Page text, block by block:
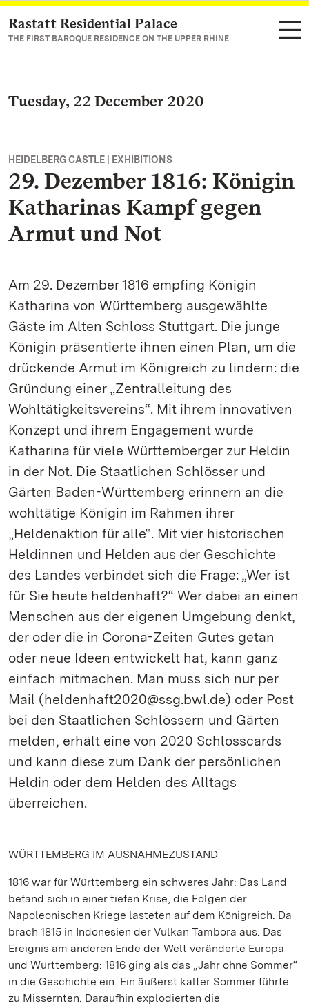
Navigate to main page
Rastatt Residential Palace
THE FIRST BAROQUE RESIDENCE ON THE UPPER RHINE
Tuesday, 22 December 2020
HEIDELBERG CASTLE | EXHIBITIONS
29. Dezember 1816: Königin
Katharinas Kampf gegen
Armut und Not
Am 29. Dezember 1816 empfing Königin
Katharina von Württemberg ausgewählte
Gäste im Alten Schloss Stuttgart. Die junge
Königin präsentierte ihnen einen Plan, um die
drückende Armut im Königreich zu lindern: die
Gründung einer „Zentralleitung des
Wohltätigkeitsvereins“. Mit ihrem innovativen
Konzept und ihrem Engagement wurde
Katharina für viele Württemberger zur Heldin
in der Not. Die Staatlichen Schlösser und
Gärten Baden-Württemberg erinnern an die
wohltätige Königin im Rahmen ihrer
„Heldenaktion für alle“. Mit vier historischen
Heldinnen und Helden aus der Geschichte
des Landes verbindet sich die Frage: „Wer ist
für Sie heute heldenhaft?“ Wer dabei an einen
Menschen aus der eigenen Umgebung denkt,
der oder die in Corona-Zeiten Gutes getan
oder neue Ideen entwickelt hat, kann ganz
einfach mitmachen. Man muss sich nur per
Mail (heldenhaft2020@ssg.bwl.de) oder Post
bei den Staatlichen Schlössern und Gärten
melden, erhält eine von 2020 Schlosscards
und kann diese zum Dank der persönlichen
Heldin oder dem Helden des Alltags
überreichen.
WÜRTTEMBERG IM AUSNAHMEZUSTAND
1816 war für Württemberg ein schweres Jahr: Das Land
befand sich in einer tiefen Krise, die Folgen der
Napoleonischen Kriege lasteten auf dem Königreich. Da
brach 1815 in Indonesien der Vulkan Tambora aus. Das
Ereignis am anderen Ende der Welt veränderte Europa
und Württemberg: 1816 ging als das „Jahr ohne Sommer“
in die Geschichte ein. Ein äußerst kalter Sommer führte
zu Missernten. Daraufhin explodierten die